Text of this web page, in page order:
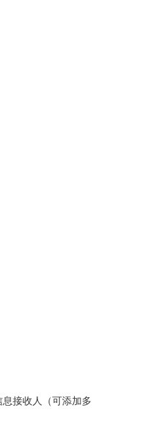
接收人（可添加多